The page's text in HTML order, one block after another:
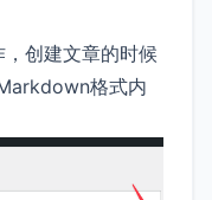
创建文章的时候
格式内